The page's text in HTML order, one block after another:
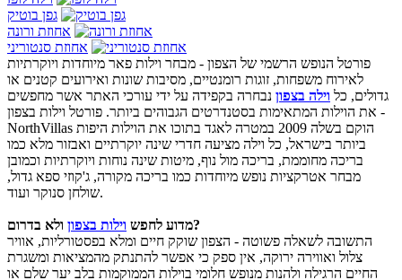
גפן בוטיק
אחוזת ורונה
אחוזת סנטוריני
פורטל הנופש הרשמי של הצפון - מבחר וילות פאר מיוחדות ויוקרתיות
לאירוח משפחות, זוגות רומנטיים, מסיבות שונות ואירועים קטנים או
גדולים, כל וילה בצפון נבחרה בקפידה על ידי עורכי האתר אשר מחפשים
את הוילות המתאימות בסטנדרטים הגבוהים ביותר. פורטל -
NorthVillas הוקם בשלה 2009 במטרה לאגד בתוכו את הוילות היפות
ביותר בישראל, כל וילה מציעה חדרי שינה יוקרתיים ואבזור מלא כמו
בריכה מחוממת, בריכה מול נוף, מיטות שינה נוחות ויוקרתיות וכמובן
מבחר אטרקציות נופש מיוחדות כמו בריכה מקורה, ג'קוזי ספא גדול,
שולחן סנוקר ועוד.
מדוע לחפש וילות בצפון
ולא בדרום?
התשובה לשאלה פשוטה - הצפון שוקק חיים ומלא בפסטורליות, אוויר
צלול ואווירה ירוקה, אין ספק כי אפשר להתנתק מהמציאות ומשגרת
החיים הרגילה ולהנות מנופש חלומי בוילות הממוקמות בלב יער שלם או